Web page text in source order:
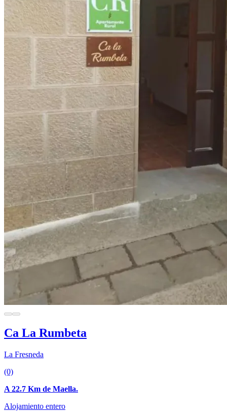
Ca La Rumbeta
La Fresneda
(0)
A 22.7 Km de Maella.
Alojamiento entero